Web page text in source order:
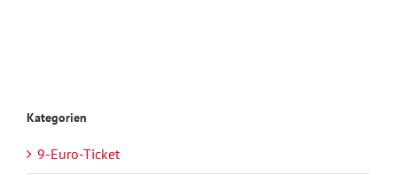
Kategorien
9-Euro-Ticket